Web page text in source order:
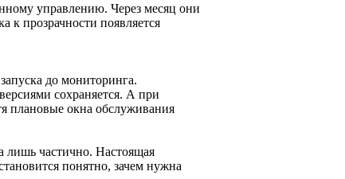
управлению. Через месяц они
к прозрачности появляется
до мониторинга.
сохраняется. А при
плановые окна обслуживания
лишь частично. Настоящая
понятно, зачем нужна